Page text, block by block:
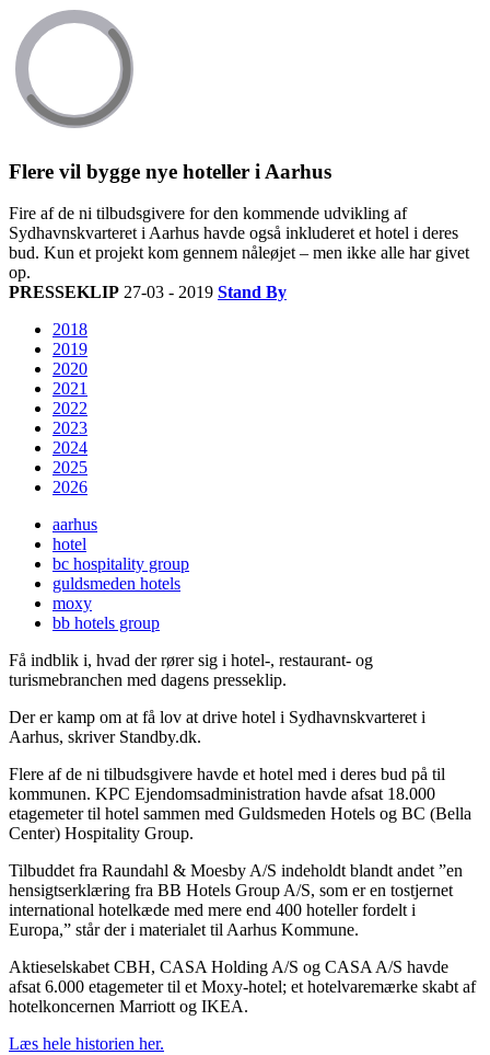
Flere vil bygge nye hoteller i Aarhus
Fire af de ni tilbudsgivere for den kommende udvikling af
Sydhavnskvarteret i Aarhus havde også inkluderet et hotel i deres
bud. Kun et projekt kom gennem nåleøjet – men ikke alle har givet
op.
PRESSEKLIP 27-03 - 2019 Stand By
2018
2019
2020
2021
2022
2023
2024
2025
2026
aarhus
hotel
bc hospitality group
guldsmeden hotels
moxy
bb hotels group
Få indblik i, hvad der rører sig i hotel-, restaurant- og
turismebranchen med dagens presseklip.
Der er kamp om at få lov at drive hotel i Sydhavnskvarteret i
Aarhus, skriver Standby.dk.
Flere af de ni tilbudsgivere havde et hotel med i deres bud på til
kommunen. KPC Ejendomsadministration havde afsat 18.000
etagemeter til hotel sammen med Guldsmeden Hotels og BC (Bella
Center) Hospitality Group.
Tilbuddet fra Raundahl & Moesby A/S indeholdt blandt andet ”en
hensigtserklæring fra BB Hotels Group A/S, som er en tostjernet
international hotelkæde med mere end 400 hoteller fordelt i
Europa,” står der i materialet til Aarhus Kommune.
Aktieselskabet CBH, CASA Holding A/S og CASA A/S havde
afsat 6.000 etagemeter til et Moxy-hotel; et hotelvaremærke skabt af
hotelkoncernen Marriott og IKEA.
Læs hele historien her.